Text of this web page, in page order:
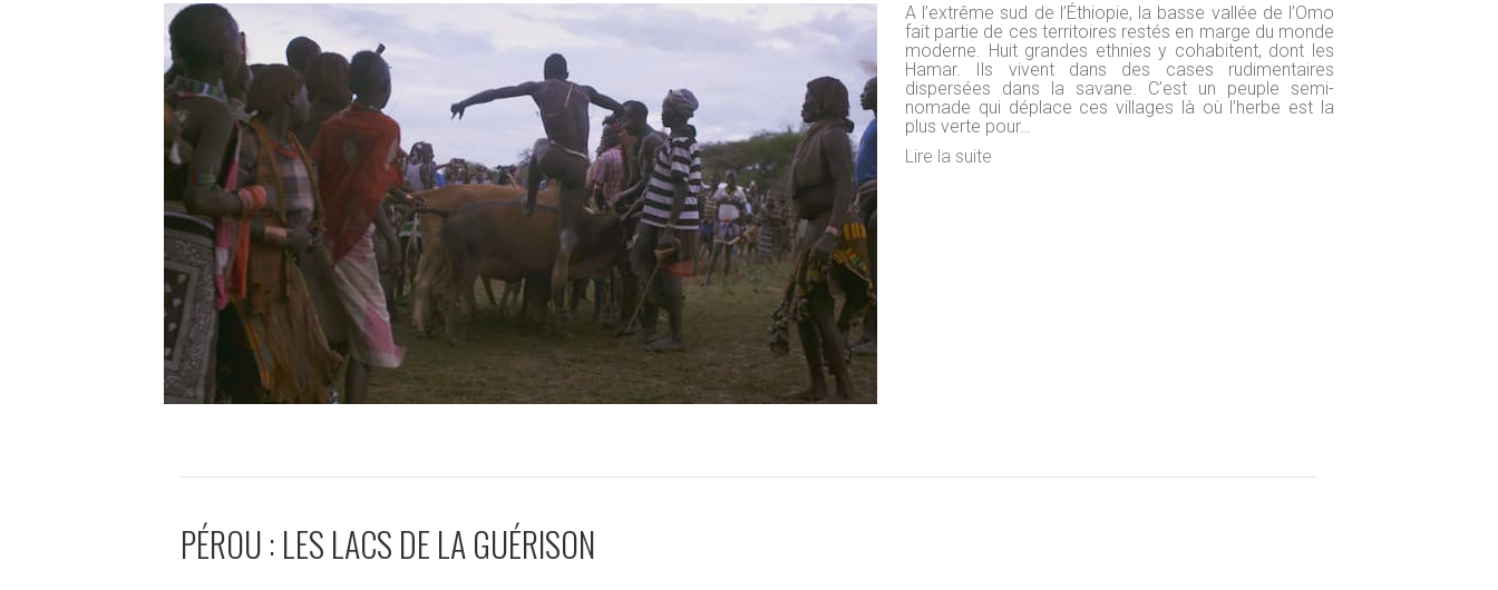
A l’extrême sud de l’Éthiopie, la basse vallée de l’Omo
fait partie de ces territoires restés en marge du monde
moderne. Huit grandes ethnies y cohabitent, dont les
Hamar. Ils vivent dans des cases rudimentaires
dispersées dans la savane. C’est un peuple semi-
nomade qui déplace ces villages là où l’herbe est la
plus verte pour…
Lire la suite
PÉROU : LES LACS DE LA GUÉRISON